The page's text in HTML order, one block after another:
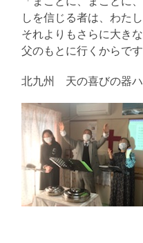
しを信じる者は、わた
それよりもさらに大き
父のもとに行くからです
北九州 天の喜びの器